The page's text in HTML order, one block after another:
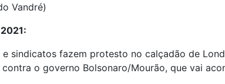
Vandré)
e sindicatos fazem protesto no calçadão de
o governo Bolsonaro/Mourão, que vai